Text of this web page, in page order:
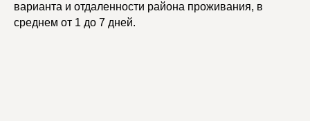
варианта и отдаленности района проживания, в
среднем от 1 до 7 дней.